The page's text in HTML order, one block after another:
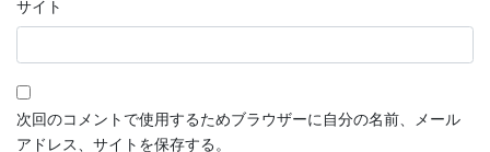
サイト
次回のコメントで使用するためブラウザーに自分の名前、メール
アドレス、サイトを保存する。